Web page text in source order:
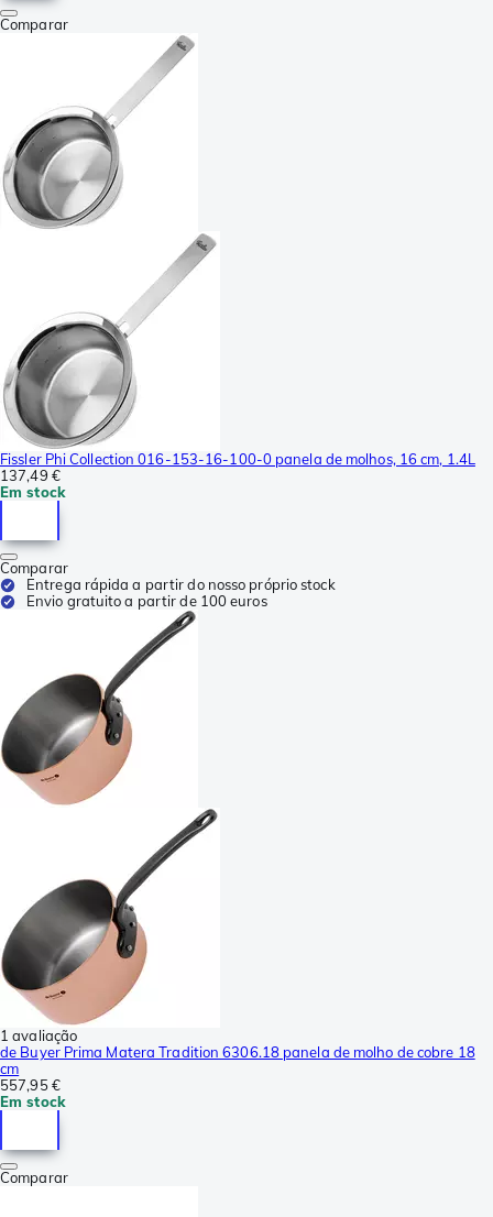
Comparar
Fissler Phi Collection 016-153-16-100-0 panela de molhos, 16 cm, 1.4L
137,49 €
Em stock
Comparar
Entrega rápida a partir do nosso próprio stock
Envio gratuito a partir de 100 euros
1 avaliação
de Buyer Prima Matera Tradition 6306.18 panela de molho de cobre 18
cm
557,95 €
Em stock
Comparar